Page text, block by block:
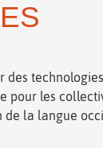
des
pour les
la langue